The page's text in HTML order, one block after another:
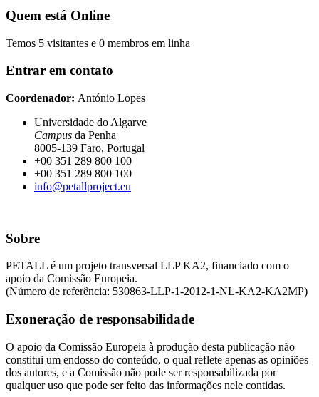
Quem está Online
Temos 5 visitantes e 0 membros em linha
Entrar em contato
Coordenador: António Lopes
Universidade do Algarve
Campus da Penha
8005-139 Faro, Portugal
+00 351 289 800 100
+00 351 289 800 100
info@petallproject.eu
Sobre
PETALL é um projeto transversal LLP KA2, financiado com o
apoio da Comissão Europeia.
(Número de referência: 530863-LLP-1-2012-1-NL-KA2-KA2MP)
Exoneração de responsabilidade
O apoio da Comissão Europeia à produção desta publicação não
constitui um endosso do conteúdo, o qual reflete apenas as opiniões
dos autores, e a Comissão não pode ser responsabilizada por
qualquer uso que pode ser feito das informações nele contidas.